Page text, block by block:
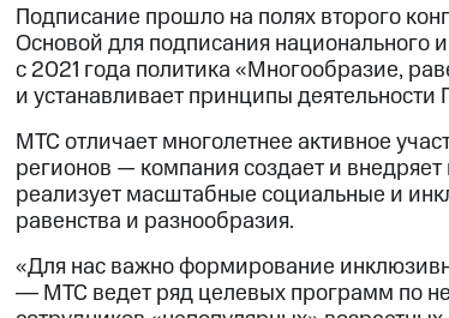
Подписание прошло на полях второго
Основой для подписания национального
с 2021 года политика «Многообразие,
и устанавливает принципы
МТС отличает многолетнее активное
регионов — компания создает и
реализует масштабные социальные и
равенства и разнообразия.
«Для нас важно формирование
― МТС ведет ряд целевых программ по